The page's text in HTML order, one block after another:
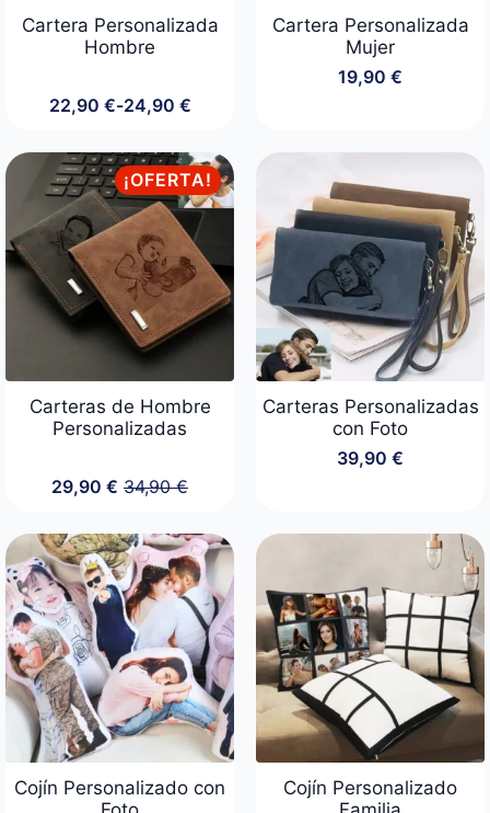
Cartera Personalizada
Hombre
22,90 €-24,90 €
Rango
precios:
desde
22,90 €
hasta
24,90 €
Cartera Personalizada
Mujer
19,90 €
¡OFERTA!
Carteras de Hombre
Personalizadas
34,90€
El
original
era:
34,90 €.
29,90€ El
actual
es:
29,90 €.
Carteras Personalizadas
con Foto
39,90 €
Cojín Personalizado con
Cojín Personalizado